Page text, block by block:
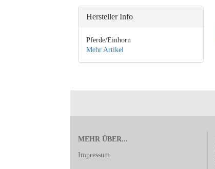
Hersteller Info
Pferde/Einhorn
Mehr Artikel
MEHR ÜBER...
Impressum